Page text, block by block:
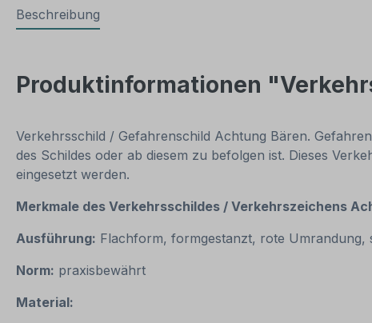
Beschreibung
Produktinformationen
Verkehrsschild / Gefahrenschild Achtung Bären.
des Schildes oder ab diesem zu befolgen ist. Dieses
eingesetzt werden.
Merkmale des Verkehrsschildes / Verkehrszeichens
Ausführung: Flachform, formgestanzt, rote Umrandung,
Norm: praxisbewährt
Material: